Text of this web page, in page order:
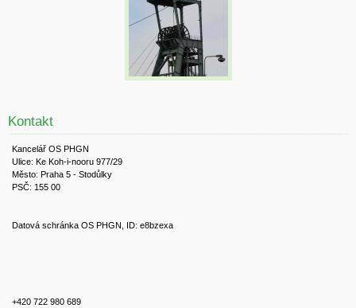
Kontakt
Kancelář OS PHGN
Ulice: Ke Koh-i-nooru 977/29
Město: Praha 5 - Stodůlky
PSČ: 155 00
Datová schránka OS PHGN, ID: e8bzexa
+420 722 980 689